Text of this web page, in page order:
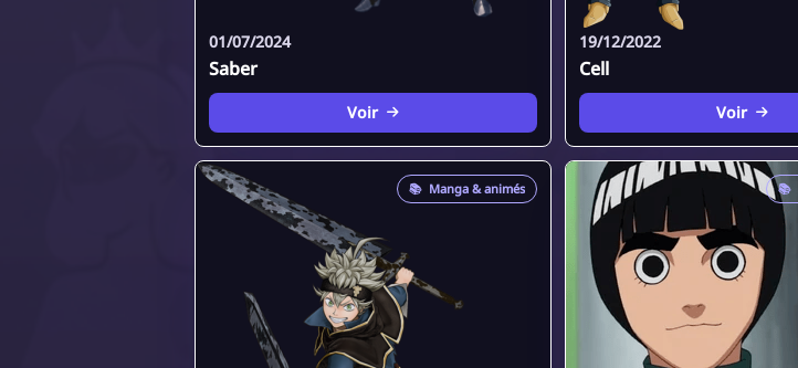
01/07/2024
Saber
Voir
19/12/2022
Cell
Voir
📚 Manga & animés 📚